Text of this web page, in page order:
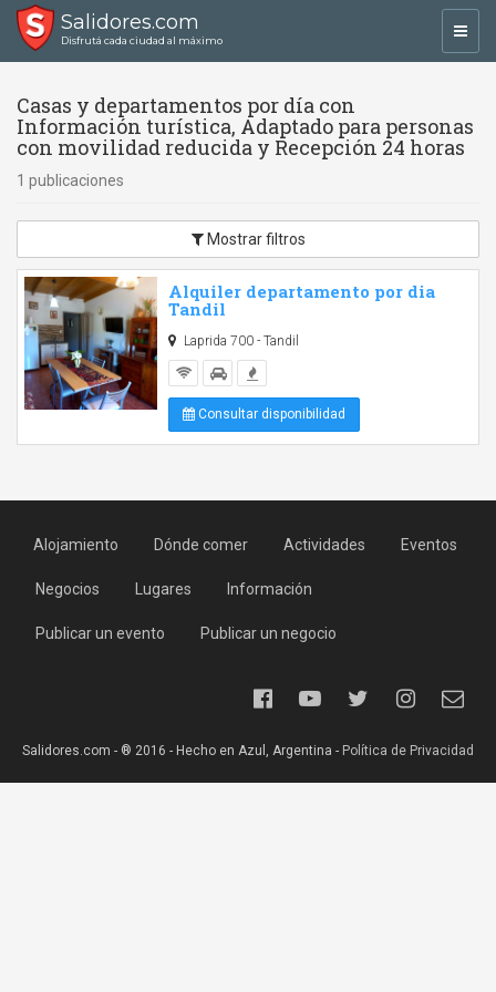
Salidores.com
Disfrutá cada ciudad al máximo
Casas y departamentos por día con
Información turística, Adaptado para personas
con movilidad reducida y Recepción 24 horas
1 publicaciones
Mostrar filtros
Alquiler departamento por dia
Tandil
Laprida 700 - Tandil
Consultar disponibilidad
Alojamiento Dónde comer Actividades Eventos
Negocios Lugares Información
Publicar un evento Publicar un negocio
Salidores.com - ® 2016 - Hecho en Azul, Argentina - Política de Privacidad